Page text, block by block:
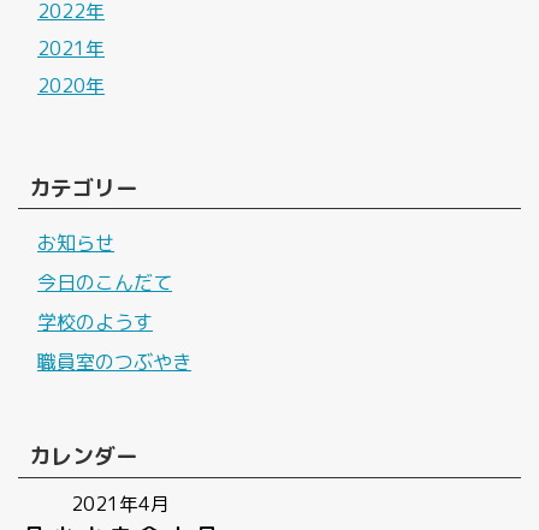
2022年
2021年
2020年
カテゴリー
お知らせ
今日のこんだて
学校のようす
職員室のつぶやき
カレンダー
2021年4月